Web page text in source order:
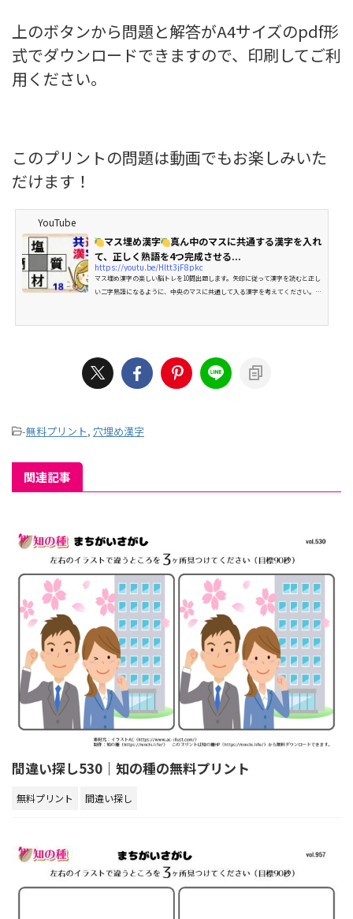
上のボタンから問題と解答がA4サイズのpdf形
式でダウンロードできますので、印刷してご利
用ください。
このプリントの問題は動画でもお楽しみいた
だけます！
YouTube
マス埋め漢字
真ん中のマスに共通する漢字を入れ
て、正しく熟語を4つ完成させる...
https://youtu.be/Hltt3jF8pkc
マス埋め漢字の楽しい脳トレを10問出題します。矢印に従って漢字を読むと正し
い二字熟語になるように、中央のマスに共通して入る漢字を考えてください。ゲ
-無料プリント, 穴埋め漢字
関連記事
間違い探し530｜知の種の無料プリント
無料プリント 間違い探し